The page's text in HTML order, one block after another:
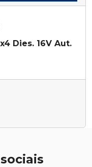
Dies. 16V Aut.